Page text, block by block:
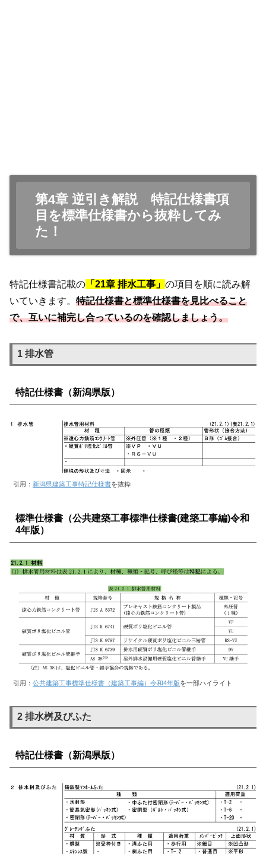
第4章 逆引き解説 特記仕様書項
目を標準仕様書から抜粋してみ
た！
特記仕様書記載の 「 21章 排水工事」 の項目を順に読み解
いていきます。 特記仕様書と標準仕様書を見比べること
で、互いに補完し合っているのを確認しましょう。
1 排水管
特記仕様書（新潟県版）
引用： 新潟県建築工事特記仕様書を抜粋
標準仕様書（公共建築工事標準仕様書(建築工事編)令和
4年版）
引用： 公共建築工事標準仕様書（建築工事編）令和4年版を一部ハイライト
2 排水桝及びふた
特記仕様書（新潟県版）